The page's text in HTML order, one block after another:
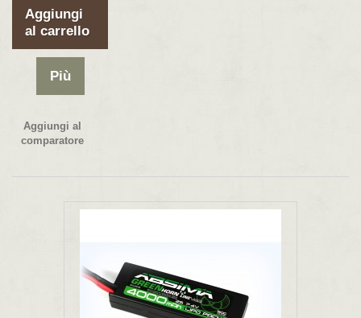
Aggiungi
al carrello
Più
Aggiungi al
comparatore